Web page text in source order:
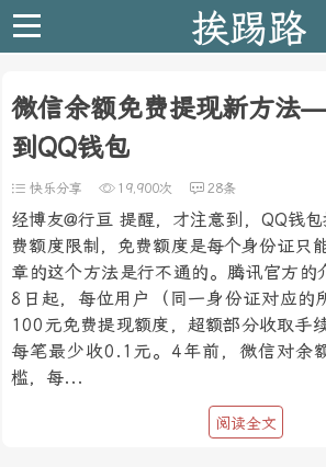
挨踢路
微信余额免费提现新方
到QQ钱包
快乐分享 19,900次 28条
经博友@行亘 提醒，才注意到，QQ钱
费额度限制，免费额度是每个身份证只
章的这个方法是行不通的。腾讯官方
8日起，每位用户（同一身份证对应的
100元免费提现额度，超额部分收取手
每笔最少收0.1元。4年前，微信对余
槛，每...
阅读全文